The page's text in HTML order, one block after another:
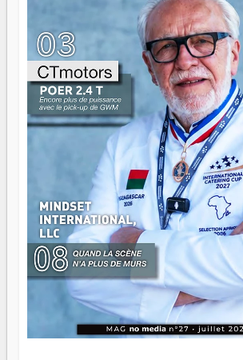
ont la force, les vieux ont l'expérience,
n'est pas un combat de générations —
d'équipage. Partagez vos réussites, mais
Surtout vos échecs, d'ailleurs — ils
n'importe quel manuel. À Madagascar,
Il faut juste s'assurer que tout le
même sens.